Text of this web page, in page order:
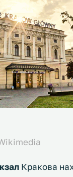
Кракова